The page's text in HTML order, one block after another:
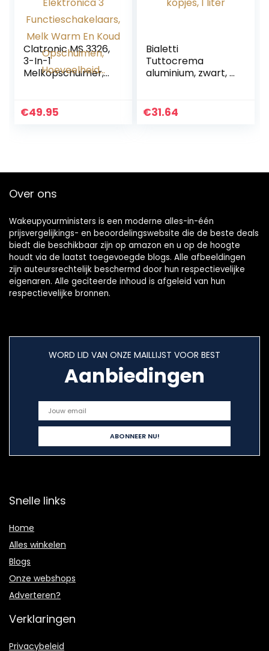
Clatronic MS 3326,
3-In-1
Melkopschuimer,
s, Melk Warm En
€49.95
Bialetti
Tuttocrema
aluminium, zwart, 6
€31.64
Over ons
Wakeupyourministers is een moderne alles-in-één
prijsvergelijkings- en beoordelingswebsite die de beste deals
biedt die beschikbaar zijn op amazon en u op de hoogte
houdt via de laatst toegevoegde blogs. Alle afbeeldingen
zijn auteursrechtelijk beschermd door hun respectievelijke
eigenaren. Alle geciteerde inhoud is afgeleid van hun
respectievelijke bronnen.
WORD LID VAN ONZE MAILLIJST VOOR BEST
Aanbiedingen
Snelle links
Home
Alles winkelen
Blogs
Onze webshops
Adverteren?
Verklaringen
Privacybeleid